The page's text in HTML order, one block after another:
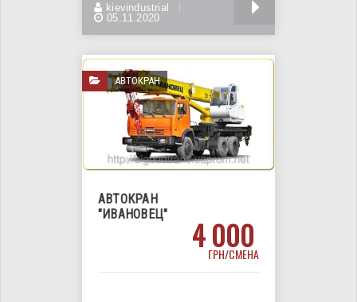
работы,
kievindustrial
05.11.2020
АВТОКРАН
АВТОКРАН
"ИВАНОВЕЦ"
4 000
ГРН/СМЕНА